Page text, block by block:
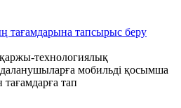
тағамдарына тапсырыс беру
қаржы-технологиялық
мобильді қосымша
тап